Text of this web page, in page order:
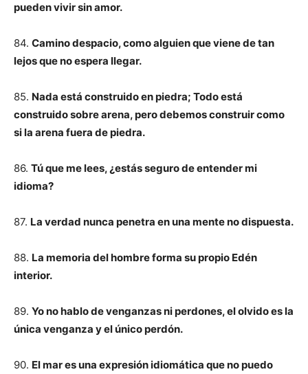
pueden vivir sin amor.
84. Camino despacio, como alguien que viene de tan
lejos que no espera llegar.
85. Nada está construido en piedra; Todo está
construido sobre arena, pero debemos construir como
si la arena fuera de piedra.
86. Tú que me lees, ¿estás seguro de entender mi
idioma?
87. La verdad nunca penetra en una mente no dispuesta.
88. La memoria del hombre forma su propio Edén
interior.
89. Yo no hablo de venganzas ni perdones, el olvido es la
única venganza y el único perdón.
90. El mar es una expresión idiomática que no puedo